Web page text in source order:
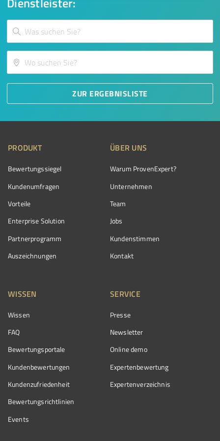
ZUR ERGEBNISLISTE
PRODUKT
Bewertungssiegel
Kundenumfragen
Vorteile
Enterprise Solution
Partnerprogramm
Auszeichnungen
ÜBER UNS
Warum ProvenExpert?
Unternehmen
Team
Jobs
Kundenstimmen
Kontakt
WISSEN
Wissen
FAQ
Bewertungsportale
Kundenbewertungen
Kundenzufriedenheit
Bewertungs­richtlinien
Events
SERVICE
Presse
Newsletter
Online demo
Expertenbewertung
Expertenverzeichnis